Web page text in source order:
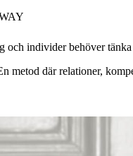
individer behöver
där relationer,